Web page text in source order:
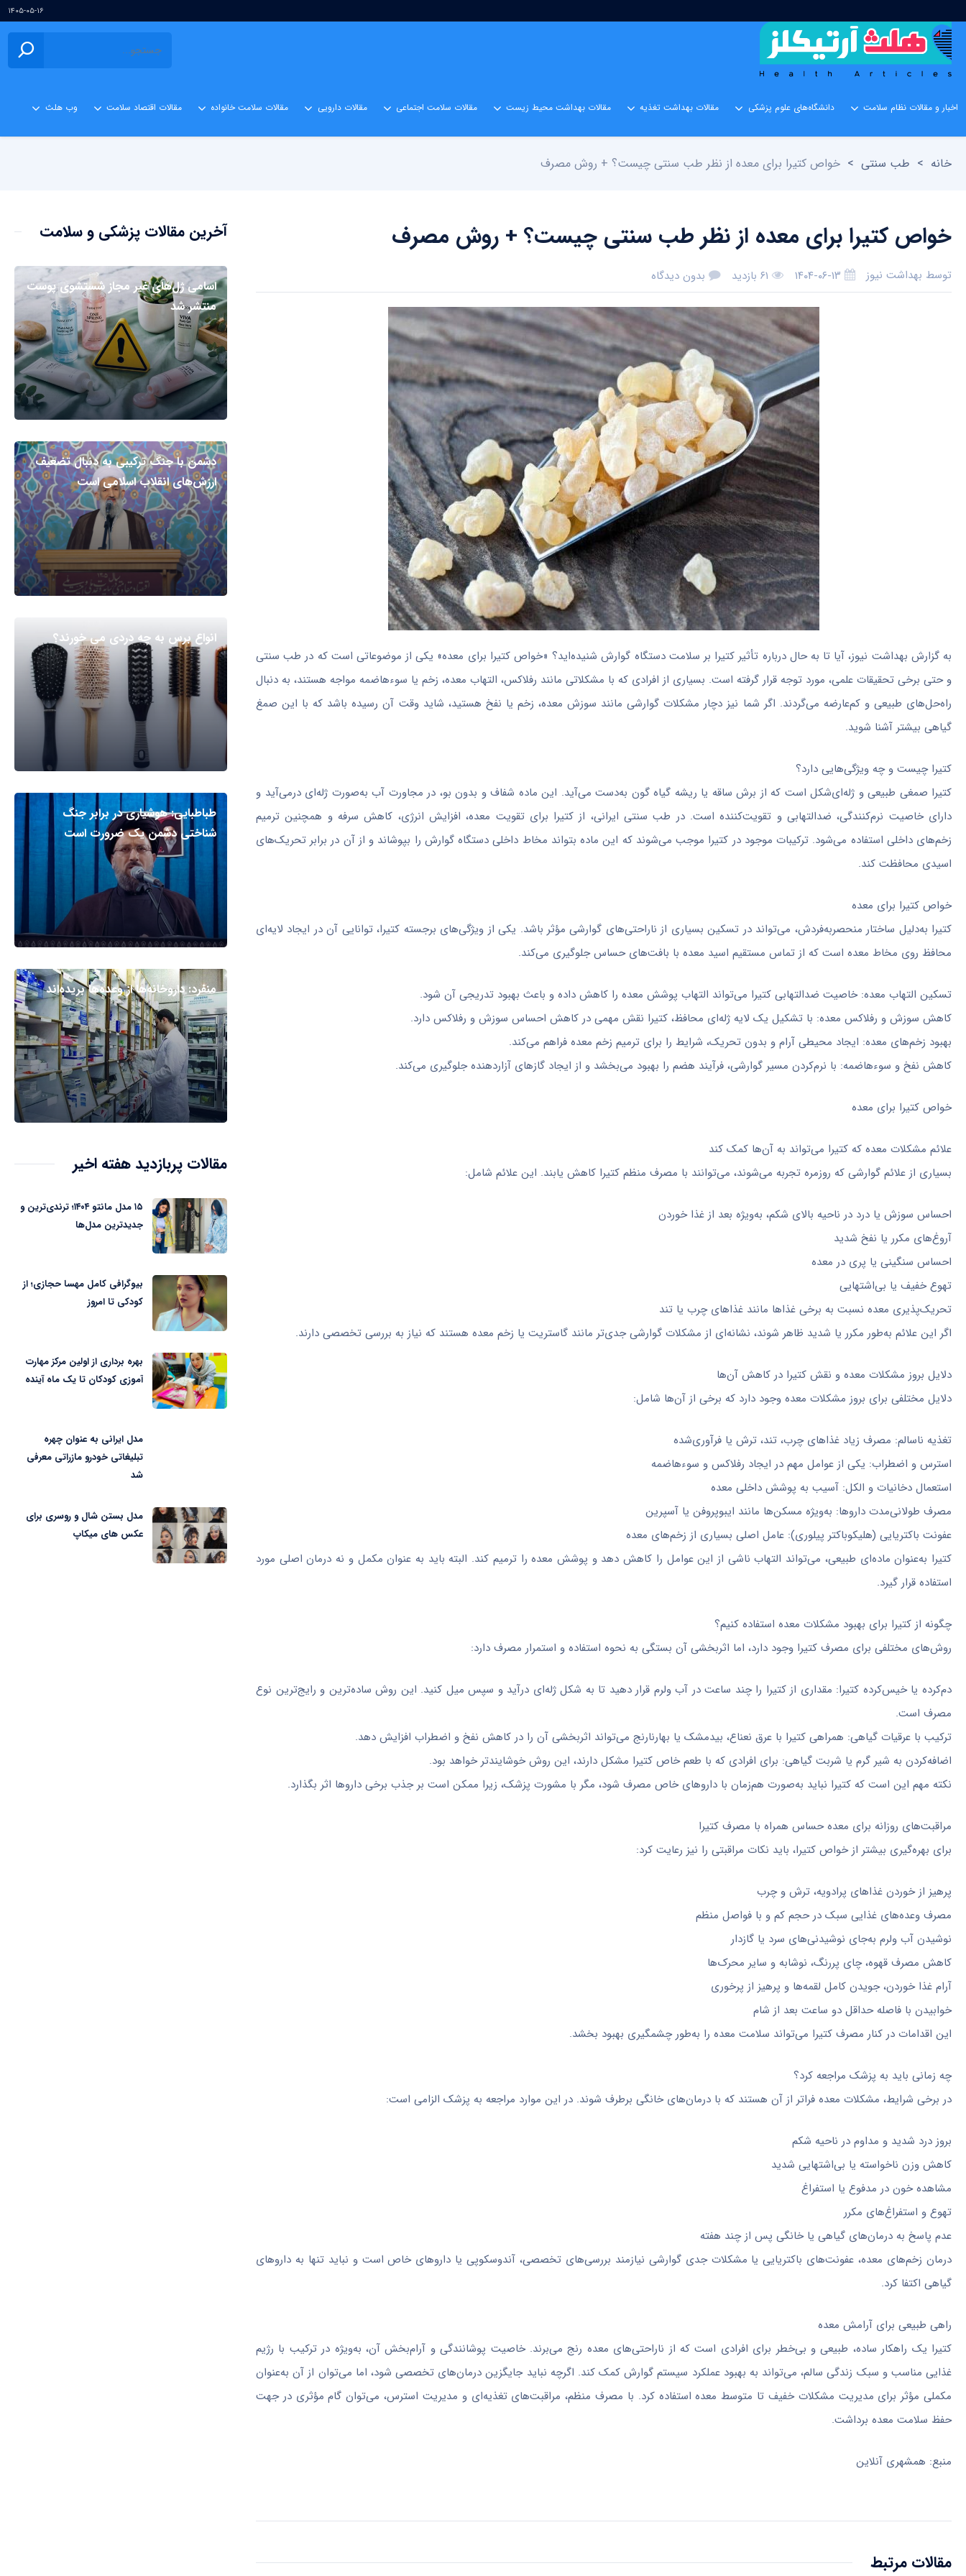
۱۴۰۵-۰۵-۱۶
اخبار و مقالات نظام سلامت دانشگاه‌های علوم پزشکی مقالات بهداشت تغذیه مقالات بهداشت محیط زیست مقالات سلامت اجتماعی مقالات دارویی مقالات سلامت خانواده مقالات اقتصاد سلامت وب هلث
خانه > طب سنتی > خواص کتیرا برای معده از نظر طب سنتی چیست؟ + روش مصرف
خواص کتیرا برای معده از نظر طب سنتی چیست؟ + روش مصرف
توسط بهداشت نیوز ۱۴۰۴-۰۶-۱۳ ۶۱ بازدید بدون دیدگاه
به گزارش بهداشت نیوز، آیا تا به حال درباره تأثیر کتیرا بر سلامت دستگاه گوارش شنیده‌اید؟ «خواص کتیرا برای معده» یکی از موضوعاتی است که در طب سنتی
و حتی برخی تحقیقات علمی، مورد توجه قرار گرفته است. بسیاری از افرادی که با مشکلاتی مانند رفلاکس، التهاب معده، زخم یا سوءهاضمه مواجه هستند، به دنبال
راه‌حل‌های طبیعی و کم‌عارضه می‌گردند. اگر شما نیز دچار مشکلات گوارشی مانند سوزش معده، زخم یا نفخ هستید، شاید وقت آن رسیده باشد که با این صمغ
گیاهی بیشتر آشنا شوید.
کتیرا چیست و چه ویژگی‌هایی دارد؟
کتیرا صمغی طبیعی و ژله‌ای‌شکل است که از برش ساقه یا ریشه گیاه گون به‌دست می‌آید. این ماده شفاف و بدون بو، در مجاورت آب به‌صورت ژله‌ای درمی‌آید و
دارای خاصیت نرم‌کنندگی، ضدالتهابی و تقویت‌کننده است. در طب سنتی ایرانی، از کتیرا برای تقویت معده، افزایش انرژی، کاهش سرفه و همچنین ترمیم
زخم‌های داخلی استفاده می‌شود. ترکیبات موجود در کتیرا موجب می‌شوند که این ماده بتواند مخاط داخلی دستگاه گوارش را بپوشاند و از آن در برابر تحریک‌های
اسیدی محافظت کند.
خواص کتیرا برای معده
کتیرا به‌دلیل ساختار منحصربه‌فردش، می‌تواند در تسکین بسیاری از ناراحتی‌های گوارشی مؤثر باشد. یکی از ویژگی‌های برجسته کتیرا، توانایی آن در ایجاد لایه‌ای
محافظ روی مخاط معده است که از تماس مستقیم اسید معده با بافت‌های حساس جلوگیری می‌کند.
تسکین التهاب معده: خاصیت ضدالتهابی کتیرا می‌تواند التهاب پوشش معده را کاهش داده و باعث بهبود تدریجی آن شود.
کاهش سوزش و رفلاکس معده: با تشکیل یک لایه ژله‌ای محافظ، کتیرا نقش مهمی در کاهش احساس سوزش و رفلاکس دارد.
بهبود زخم‌های معده: ایجاد محیطی آرام و بدون تحریک، شرایط را برای ترمیم زخم‌ معده فراهم می‌کند.
کاهش نفخ و سوءهاضمه: با نرم‌کردن مسیر گوارشی، فرآیند هضم را بهبود می‌بخشد و از ایجاد گازهای آزاردهنده جلوگیری می‌کند.
خواص کتیرا برای معده
علائم مشکلات معده که کتیرا می‌تواند به آن‌ها کمک کند
بسیاری از علائم گوارشی که روزمره تجربه می‌شوند، می‌توانند با مصرف منظم کتیرا کاهش یابند. این علائم شامل:
احساس سوزش یا درد در ناحیه بالای شکم، به‌ویژه بعد از غذا خوردن
آروغ‌های مکرر یا نفخ شدید
احساس سنگینی یا پری در معده
تهوع خفیف یا بی‌اشتهایی
تحریک‌پذیری معده نسبت به برخی غذاها مانند غذاهای چرب یا تند
اگر این علائم به‌طور مکرر یا شدید ظاهر شوند، نشانه‌ای از مشکلات گوارشی جدی‌تر مانند گاستریت یا زخم معده هستند که نیاز به بررسی تخصصی دارند.
دلایل بروز مشکلات معده و نقش کتیرا در کاهش آن‌ها
دلایل مختلفی برای بروز مشکلات معده وجود دارد که برخی از آن‌ها شامل:
تغذیه ناسالم: مصرف زیاد غذاهای چرب، تند، ترش یا فرآوری‌شده
استرس و اضطراب: یکی از عوامل مهم در ایجاد رفلاکس و سوءهاضمه
استعمال دخانیات و الکل: آسیب به پوشش داخلی معده
مصرف طولانی‌مدت داروها: به‌ویژه مسکن‌ها مانند ایبوپروفن یا آسپرین
عفونت باکتریایی (هلیکوباکتر پیلوری): عامل اصلی بسیاری از زخم‌های معده
کتیرا به‌عنوان ماده‌ای طبیعی، می‌تواند التهاب ناشی از این عوامل را کاهش دهد و پوشش معده را ترمیم کند. البته باید به عنوان مکمل و نه درمان اصلی مورد
استفاده قرار گیرد.
چگونه از کتیرا برای بهبود مشکلات معده استفاده کنیم؟
روش‌های مختلفی برای مصرف کتیرا وجود دارد، اما اثربخشی آن بستگی به نحوه استفاده و استمرار مصرف دارد:
دم‌کرده یا خیس‌کرده کتیرا: مقداری از کتیرا را چند ساعت در آب ولرم قرار دهید تا به شکل ژله‌ای درآید و سپس میل کنید. این روش ساده‌ترین و رایج‌ترین نوع
مصرف است.
ترکیب با عرقیات گیاهی: همراهی کتیرا با عرق نعناع، بیدمشک یا بهارنارنج می‌تواند اثربخشی آن را در کاهش نفخ و اضطراب افزایش دهد.
اضافه‌کردن به شیر گرم یا شربت گیاهی: برای افرادی که با طعم خاص کتیرا مشکل دارند، این روش خوشایندتر خواهد بود.
نکته مهم این است که کتیرا نباید به‌صورت هم‌زمان با داروهای خاص مصرف شود، مگر با مشورت پزشک، زیرا ممکن است بر جذب برخی داروها اثر بگذارد.
مراقبت‌های روزانه برای معده حساس همراه با مصرف کتیرا
برای بهره‌گیری بیشتر از خواص کتیرا، باید نکات مراقبتی را نیز رعایت کرد:
پرهیز از خوردن غذاهای پرادویه، ترش و چرب
مصرف وعده‌های غذایی سبک در حجم کم و با فواصل منظم
نوشیدن آب ولرم به‌جای نوشیدنی‌های سرد یا گازدار
کاهش مصرف قهوه، چای پررنگ، نوشابه و سایر محرک‌ها
آرام غذا خوردن، جویدن کامل لقمه‌ها و پرهیز از پرخوری
خوابیدن با فاصله حداقل دو ساعت بعد از شام
این اقدامات در کنار مصرف کتیرا می‌تواند سلامت معده را به‌طور چشمگیری بهبود بخشد.
چه زمانی باید به پزشک مراجعه کرد؟
در برخی شرایط، مشکلات معده فراتر از آن هستند که با درمان‌های خانگی برطرف شوند. در این موارد مراجعه به پزشک الزامی است:
بروز درد شدید و مداوم در ناحیه شکم
کاهش وزن ناخواسته یا بی‌اشتهایی شدید
مشاهده خون در مدفوع یا استفراغ
تهوع و استفراغ‌های مکرر
عدم پاسخ به درمان‌های گیاهی یا خانگی پس از چند هفته
درمان زخم‌های معده، عفونت‌های باکتریایی یا مشکلات جدی گوارشی نیازمند بررسی‌های تخصصی، آندوسکوپی یا داروهای خاص است و نباید تنها به داروهای
گیاهی اکتفا کرد.
راهی طبیعی برای آرامش معده
کتیرا یک راهکار ساده، طبیعی و بی‌خطر برای افرادی است که از ناراحتی‌های معده رنج می‌برند. خاصیت پوشانندگی و آرام‌بخش آن، به‌ویژه در ترکیب با رژیم
غذایی مناسب و سبک زندگی سالم، می‌تواند به بهبود عملکرد سیستم گوارش کمک کند. اگرچه نباید جایگزین درمان‌های تخصصی شود، اما می‌توان از آن به‌عنوان
مکملی مؤثر برای مدیریت مشکلات خفیف تا متوسط معده استفاده کرد. با مصرف منظم، مراقبت‌های تغذیه‌ای و مدیریت استرس، می‌توان گام مؤثری در جهت
حفظ سلامت معده برداشت.
منبع: همشهری آنلاین
مقالات مرتبط
آخرین مقالات پزشکی و سلامت
اسامی ژل‌های غیر مجاز شستشوی پوست
منتشر شد
دشمن با جنگ ترکیبی به دنبال تضعیف
ارزش‌های انقلاب اسلامی است
انواع برس به چه دردی می خورند؟
طباطبایی: هوشیاری در برابر جنگ
شناختی دشمن یک ضرورت است
منفرد: داروخانه‌ها از وعده‌ها بریده‌اند
مقالات پربازدید هفته اخیر
۱۵ مدل مانتو ۱۴۰۴؛ ترندی‌ترین و
جدیدترین مدل‌ها
بیوگرافی کامل مهسا حجازی؛ از
کودکی تا امروز
بهره برداری از اولین مرکز مهارت
آموزی کودکان تا یک ماه آینده
مدل ایرانی به عنوان چهره
تبلیغاتی خودرو مازراتی معرفی
شد
مدل بستن شال و روسری برای
عکس های میکاپ